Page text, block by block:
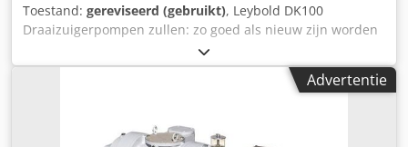
Toestand: gereviseerd (gebruikt), Leybold DK100
Draaizuigerpompen zullen: zo goed als nieuw zijn worden
gecontroleerd na de specificaties van de fabrikant,
bijvoorbeeld de toleranties. worden voorzien van nieuwe
slijtdelen Chsdpfx Aefq D Eijbhja op korte termijnAdvertentie